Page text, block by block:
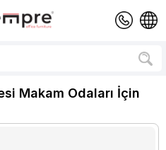
Makam Odaları İçin